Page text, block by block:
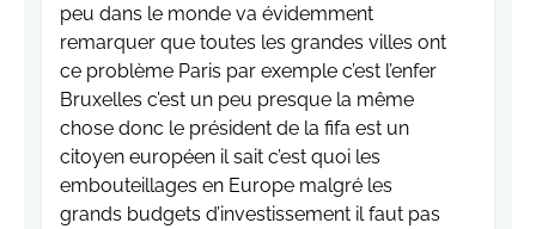
peu dans le monde va évidemment
remarquer que toutes les grandes villes ont
ce problème Paris par exemple c’est l’enfer
Bruxelles c’est un peu presque la même
chose donc le président de la fifa est un
citoyen européen il sait c’est quoi les
embouteillages en Europe malgré les
grands budgets d’investissement il faut pas